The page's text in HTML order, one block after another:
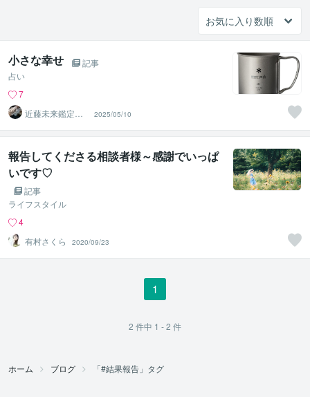
小さな幸せ
記事
占い
7
近藤未来鑑定
近藤 光 【移転
済】
2025/05/10
報告してくださる相談者様～感謝でいっぱ
いです♡
記事
ライフスタイル
4
有村さくら
2020/09/23
1
2 件中 1 - 2 件
ホーム ブログ 「#結果報告」タグ